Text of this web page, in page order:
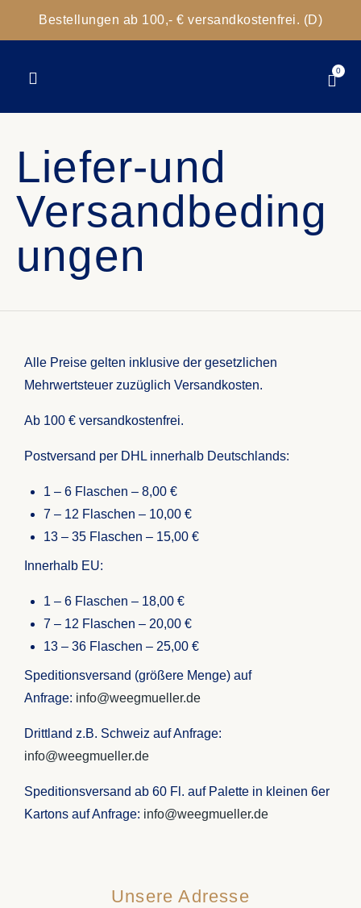
Bestellungen ab 100,- € versandkostenfrei. (D)
0
Liefer-und
Versandbeding
ungen
Alle Preise gelten inklusive der gesetzlichen
Mehrwertsteuer zuzüglich Versandkosten.
Ab 100 € versandkostenfrei.
Postversand per DHL innerhalb Deutschlands:
1 – 6 Flaschen – 8,00 €
7 – 12 Flaschen – 10,00 €
13 – 35 Flaschen – 15,00 €
Innerhalb EU:
1 – 6 Flaschen – 18,00 €
7 – 12 Flaschen – 20,00 €
13 – 36 Flaschen – 25,00 €
Speditionsversand (größere Menge) auf
Anfrage: info@weegmueller.de
Drittland z.B. Schweiz auf Anfrage:
info@weegmueller.de
Speditionsversand ab 60 Fl. auf Palette in kleinen 6er
Kartons auf Anfrage: info@weegmueller.de
Unsere Adresse